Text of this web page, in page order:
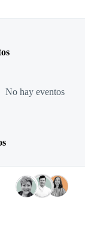
No hay eventos